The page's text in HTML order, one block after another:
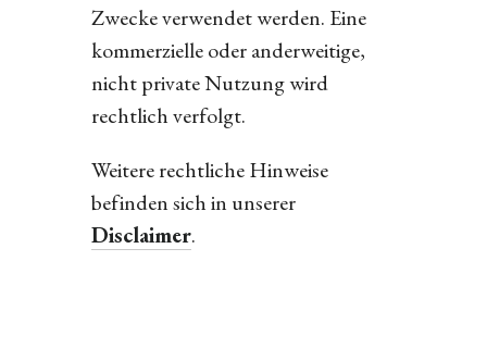
Zwecke verwendet werden. Eine
kommerzielle oder anderweitige,
nicht private Nutzung wird
rechtlich verfolgt.
Weitere rechtliche Hinweise
befinden sich in unserer
Disclaimer.